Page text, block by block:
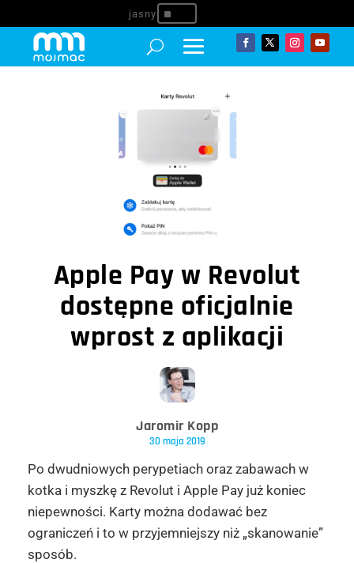
^
Apple Pay w Revolut
dostępne oficjalnie
wprost z aplikacji
Jaromir Kopp
30 maja 2019
Po dwudniowych perypetiach oraz zabawach w
kotka i myszkę z Revolut i Apple Pay już koniec
niepewności. Karty można dodawać bez
ograniczeń i to w przyjemniejszy niż „skanowanie”
sposób.